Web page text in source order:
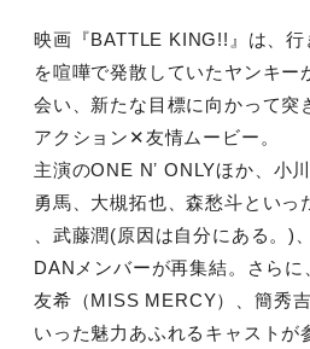
映画『BATTLE KING!!』は、⾏
を喧嘩で発散していたヤンキー
会い、新たな⽬標に向かって突
アクション✕友情ムービー。
主演のONE Nʼ ONLYほか、⼩
勇⾺、⼤槻拓也、森愁⽃といっ
、武藤潤(原因は⾃分にある。)
DANメンバーが再集結。さら
友希（MISS MERCY）、簡秀
いった魅⼒あふれるキャストが